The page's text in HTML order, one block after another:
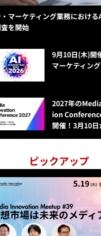
マーケティング業務におけ
を開始
9月10日(木)開
マーケティン
2027年の
ion
開催！3月10日
ピックアップ